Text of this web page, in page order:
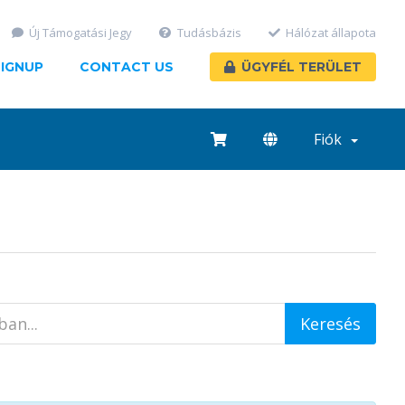
CONTACT US ÜGYFÉL TERÜLET
Új Támogatási Jegy Tudásbázis Hálózat állapota
Fiók